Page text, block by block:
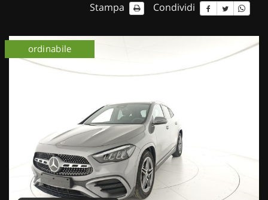
NOLEGGIO AUTO
NOLEGGIO LUNGO TERMINE
Stampa Condividi
ordinabile